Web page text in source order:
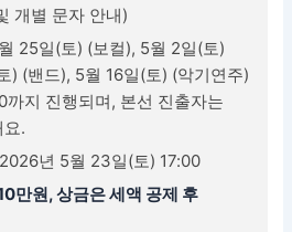
개별 문자 안내)
25일(토) (보컬), 5월 2일(토)
) (밴드), 5월 16일(토) (악기연주)
까지 진행되며, 본선 진출자는
.
2026년 5월 23일(토) 17:00
만원, 상금은 세액 공제 후